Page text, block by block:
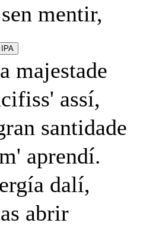
mentir,
IPA
majestade
assí,
santidade
aprendí.
dalí,
abrir